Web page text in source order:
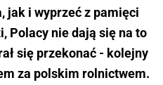
jak i wyprzeć z pamięci
Polacy nie dają się na to
się przekonać - kolejny
za polskim rolnictwem.